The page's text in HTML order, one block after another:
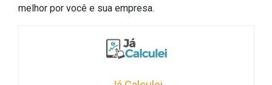
melhor por você e sua empresa.